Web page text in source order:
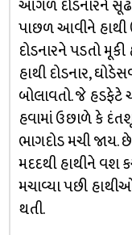
આગળ દોડનારને
પાછળ આવીને હાથી
દોડનારને પડતો મૂકી
હાથી દોડનાર,
બોલાવતો. જે
હવામાં ઉછાળે કે
ભાગદોડ મચી જાય.
મદદથી હાથીને વશ
મચાવ્યા પછી
થતી.